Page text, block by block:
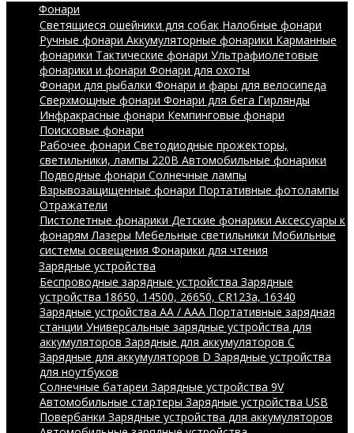
Фонари
Светящиеся ошейники для собак Налобные фонари
Ручные фонари Аккумуляторные фонарики Карманные
фонарики Тактические фонари Ультрафиолетовые
фонарики и фонари Фонари для охоты
Фонари для рыбалки Фонари и фары для велосипеда
Сверхмощные фонари Фонари для бега Гирлянды
Инфракрасные фонари Кемпинговые фонари
Поисковые фонари
Рабочее фонари Светодиодные прожекторы,
светильники, лампы 220В Автомобильные фонарики
Подводные фонари Солнечные лампы
Взрывозащищенные фонари Портативные фотолампы
Отражатели
Пистолетные фонарики Детские фонарики Аксессуары к
фонарям Лазеры Мебельные светильники Мобильные
системы освещения Фонарики для чтения
Зарядные устройства
Беспроводные зарядные устройства Зарядные
устройства 18650, 14500, 26650, CR123a, 16340
Зарядные устройства AA / AAA Портативные зарядная
станции Универсальные зарядные устройства для
аккумуляторов Зарядные для аккумуляторов C
Зарядные для аккумуляторов D Зарядные устройства
для ноутбуков
Солнечные батареи Зарядные устройства 9V
Автомобильные стартеры Зарядные устройства USB
Повербанки Зарядные устройства для аккумуляторов